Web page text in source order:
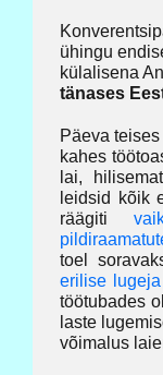
ühingu
külalisena
tänases
Päeva
kahes
lai,
leidsid kõik
räägiti
toel
erilise
töötubades
laste
võimalus